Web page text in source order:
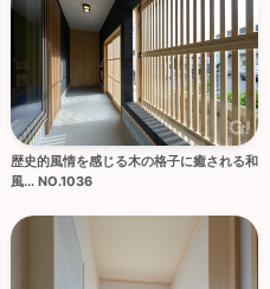
歴史的風情を感じる木の格子に癒される和
風... NO.1036